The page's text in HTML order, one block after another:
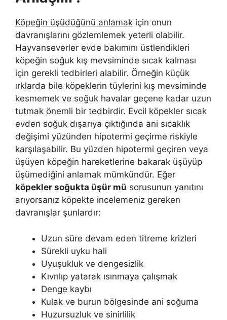
Köpeğin üşüdüğünü anlamak için onun
davranışlarını gözlemlemek yeterli olabilir.
Hayvanseverler evde bakımını üstlendikleri
köpeğin soğuk kış mevsiminde sıcak kalması
için gerekli tedbirleri alabilir. Örneğin küçük
ırklarda bile köpeklerin tüylerini kış mevsiminde
kesmemek ve soğuk havalar geçene kadar uzun
tutmak önemli bir tedbirdir. Evcil köpekler sıcak
evden soğuk dışarıya çıktığında ani sıcaklık
değişimi yüzünden hipotermi geçirme riskiyle
karşılaşabilir. Bu yüzden hipotermi geçiren veya
üşüyen köpeğin hareketlerine bakarak üşüyüp
üşümediğini anlamak mümkündür. Eğer
köpekler soğukta üşür mü sorusunun yanıtını
arıyorsanız köpekte incelemeniz gereken
davranışlar şunlardır:
Uzun süre devam eden titreme krizleri
Sürekli uyku hali
Uyuşukluk ve dengesizlik
Kıvrılıp yatarak ısınmaya çalışmak
Denge kaybı
Kulak ve burun bölgesinde ani soğuma
Huzursuzluk ve sinirlilik